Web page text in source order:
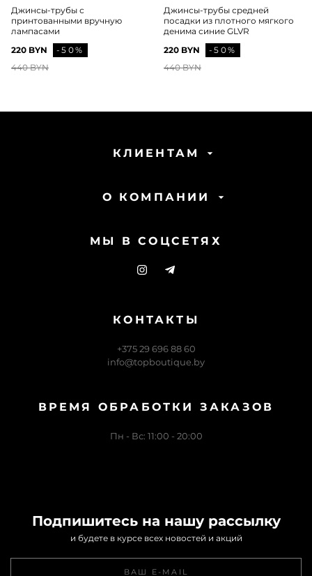
Джинсы-трубы с
принтованными вручную
лампасами
220 BYN
-50%
440 BYN
Джинсы-трубы средней
посадки из плотного мягкого
денима синие GLVR
220 BYN
-50%
440 BYN
КЛИЕНТАМ
О КОМПАНИИ
МЫ В СОЦСЕТЯХ
КОНТАКТЫ
+375 29 696 88 60
info@topboutique.by
ВРЕМЯ ОБРАБОТКИ ЗАКАЗОВ
Пн - Вс: 11:00 - 20:00
Подпишитесь на нашу рассылку
и будете в курсе всех новостей и акций